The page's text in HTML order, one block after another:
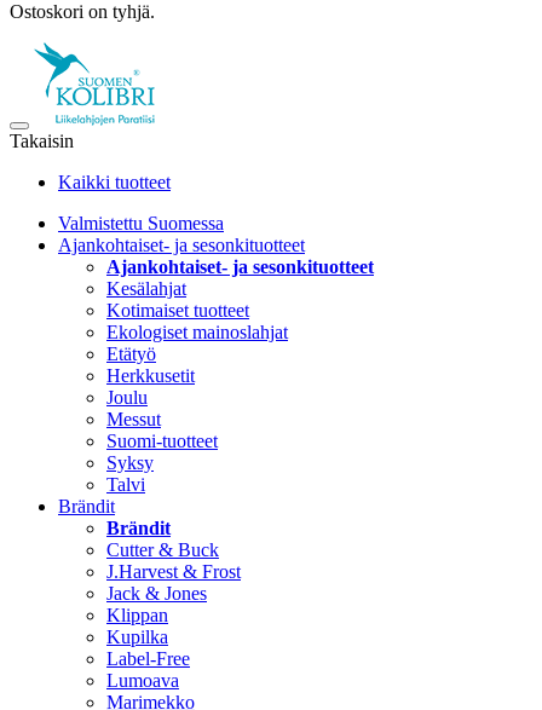
Ostoskori on tyhjä.
Takaisin
Kaikki tuotteet
Valmistettu Suomessa
Ajankohtaiset- ja sesonkituotteet
Ajankohtaiset- ja sesonkituotteet
Kesälahjat
Kotimaiset tuotteet
Ekologiset mainoslahjat
Etätyö
Herkkusetit
Joulu
Messut
Suomi-tuotteet
Syksy
Talvi
Brändit
Brändit
Cutter & Buck
J.Harvest & Frost
Jack & Jones
Klippan
Kupilka
Label-Free
Lumoava
Marimekko